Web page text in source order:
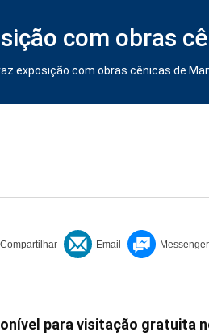
com obras
exposição com obras cênicas de
para visitação gratuita